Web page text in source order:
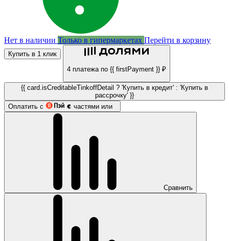
Нет в наличии Только в гипермаркетах Перейти в корзину
Купить в 1 клик
4 платежа по {{ firstPayment }} ₽
{{ card.isCreditableTinkoffDetail ? 'Купить в кредит' : 'Купить в
рассрочку' }}
Оплатить с
частями или
Сравнить